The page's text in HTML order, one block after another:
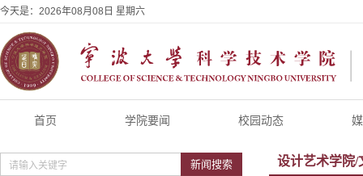
今天是： 2026年08月08日 星期六
首页 学院要闻 校园动态
新闻搜索 设计艺术学院/